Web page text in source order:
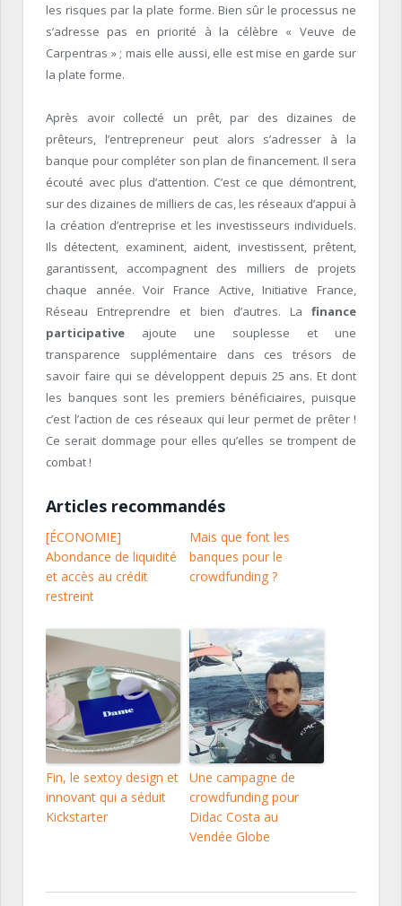
les risques par la plate forme. Bien sûr le processus ne
s’adresse pas en priorité à la célèbre « Veuve de
Carpentras » ; mais elle aussi, elle est mise en garde sur
la plate forme.
Après avoir collecté un prêt, par des dizaines de
prêteurs, l’entrepreneur peut alors s’adresser à la
banque pour compléter son plan de financement. Il sera
écouté avec plus d’attention. C’est ce que démontrent,
sur des dizaines de milliers de cas, les réseaux d’appui à
la création d’entreprise et les investisseurs individuels.
Ils détectent, examinent, aident, investissent, prêtent,
garantissent, accompagnent des milliers de projets
chaque année. Voir France Active, Initiative France,
Réseau Entreprendre et bien d’autres. La finance
participative ajoute une souplesse et une
transparence supplémentaire dans ces trésors de
savoir faire qui se développent depuis 25 ans. Et dont
les banques sont les premiers bénéficiaires, puisque
c’est l’action de ces réseaux qui leur permet de prêter !
Ce serait dommage pour elles qu’elles se trompent de
combat !
Articles recommandés
[ÉCONOMIE]
Abondance de liquidité
et accès au crédit
restreint
Mais que font les
banques pour le
crowdfunding ?
Fin, le sextoy design et
innovant qui a séduit
Kickstarter
Une campagne de
crowdfunding pour
Didac Costa au
Vendée Globe